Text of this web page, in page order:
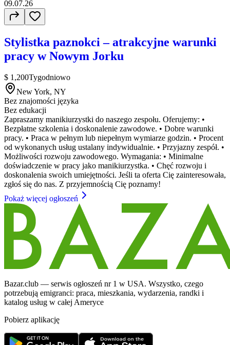
09.07.26
Stylistka paznokci – atrakcyjne warunki
pracy w Nowym Jorku
$ 1,200Tygodniowo
New York, NY
Bez znajomości języka
Bez edukacji
Zapraszamy manikiurzystki do naszego zespołu. Oferujemy: •
Bezpłatne szkolenia i doskonalenie zawodowe. • Dobre warunki
pracy. • Praca w pełnym lub niepełnym wymiarze godzin. • Procent
od wykonanych usług ustalany indywidualnie. • Przyjazny zespół. •
Możliwości rozwoju zawodowego. Wymagania: • Minimalne
doświadczenie w pracy jako manikiurzystka. • Chęć rozwoju i
doskonalenia swoich umiejętności. Jeśli ta oferta Cię zainteresowała,
zgłoś się do nas. Z przyjemnością Cię poznamy!
Pokaż więcej ogłoszeń
Bazar.club — serwis ogłoszeń nr 1 w USA. Wszystko, czego
potrzebują emigranci: praca, mieszkania, wydarzenia, randki i
katalog usług w całej Ameryce
Pobierz aplikację